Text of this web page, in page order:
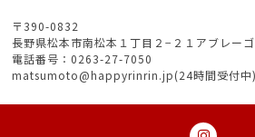
〒390-0832
長野県松本市南松本１丁目２−２１アブレー
電話番号：0263-27-7050
matsumoto@happyrinrin.jp(24時間受付中)